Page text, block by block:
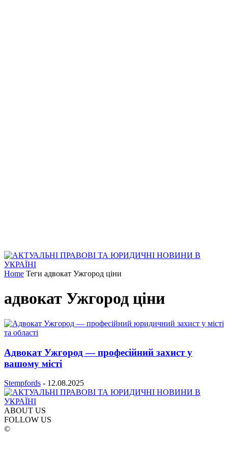
Home Теги адвокат Ужгород ціни
адвокат Ужгород ціни
Адвокат Ужгород — професійний захист у
вашому місті
Stempfords - 12.08.2025
ABOUT US
FOLLOW US
©